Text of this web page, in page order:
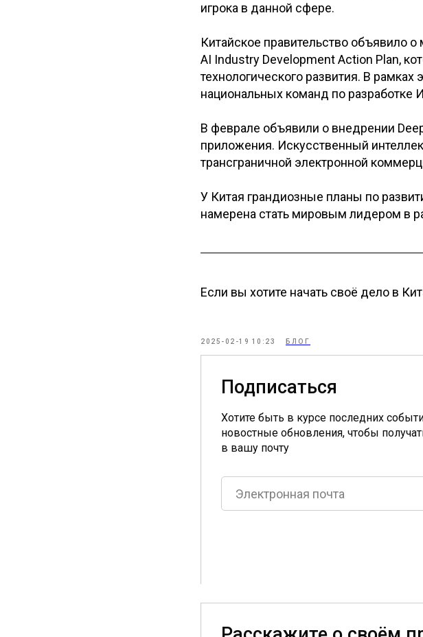
игрока в данной сфере.
Китайское правительство объявило
AI Industry Development Action Plan,
технологического развития. В
национальных команд по
В феврале объявили о внедрении
приложения. Искусственный
трансграничной электронной
У Китая грандиозные планы по
намерена стать мировым лидером в
Если вы хотите начать своё дело в
2025-02-19 10:23 БЛОГ
Подписаться
Хотите быть в курсе последних
новостные обновления, чтобы
в вашу почту